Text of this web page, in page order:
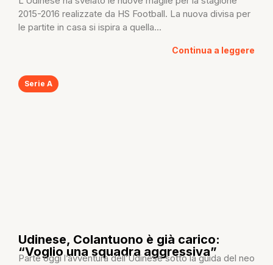
2015-2016 realizzate da HS Football. La nuova divisa per
le partite in casa si ispira a quella...
Continua a leggere
Serie A
Udinese, Colantuono è già carico:
“Voglio una squadra aggressiva”
Parte oggi l’avventura dell’Udinese sotto la guida del neo